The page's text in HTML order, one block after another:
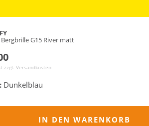
G15 River matt
zzgl. Versandkosten
Dunkelblau
IN DEN WARENKORB